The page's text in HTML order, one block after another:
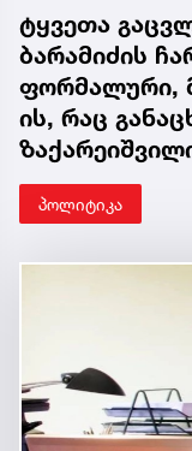
ტყვეთა
ბარამიძის
ფორმალური,
ის, რაც
პოლიტიკა